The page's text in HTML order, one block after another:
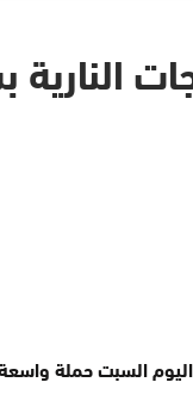
السبت حملة